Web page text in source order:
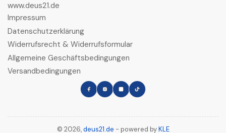
www.deus21.de
Impressum
Datenschutzerklärung
Widerrufsrecht & Widerrufsformular
Allgemeine Geschäftsbedingungen
Versandbedingungen
FacebookInstagram
LinkedInTikTok
© 2026,deus21.de - powered byKLE